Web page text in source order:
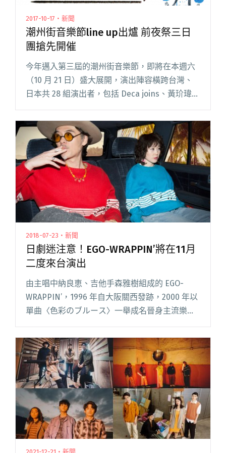
2017-10-17・新聞
潮州街音樂節line up出爐 前夜祭三日
團搶先開催
今年邁入第三屆的潮州街音樂節，即將在本週六
（10 月 21 日）盛大展開，演出陣容橫跨台灣、
日本共 28 組演出者，包括 Deca joins、黃玠瑋、
脆弱少女組、以莉．高露、日本代表 HAPPLE、
中村佳穗、原田茶飯事等，當天 line 閱讀全文
"潮州街音樂節line up出爐 前夜祭三日團搶先開
催"
2018-07-23・新聞
日劇迷注意！EGO-WRAPPIN’將在11月
二度來台演出
由主唱中納良恵、吉他手森雅樹組成的 EGO-
WRAPPIN’，1996 年自大阪關西發跡，2000 年以
單曲〈色彩のブルース〉一舉成名晉身主流樂
團」。 出道至今共發行八張正式專輯，融合昭和
閱讀全文 "日劇迷注意！EGO-WRAPPIN’將在11月
二度來台演出"